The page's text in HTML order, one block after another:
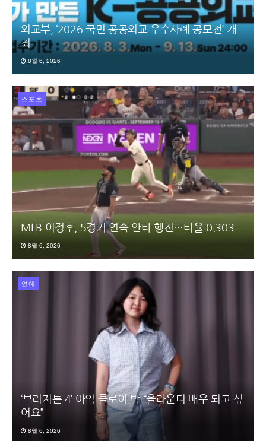
외교부, ‘2026 국민 공공외교 우수사례 공모전’ 개
최
8월 6, 2026
스포츠
MLB 이정후, 5경기 연속 안타 행진…타율 0.303
8월 6, 2026
연예
‘브리저튼 4’ 아역 클로이 박 “올라운더 배우 되고 싶
어요”
8월 6, 2026